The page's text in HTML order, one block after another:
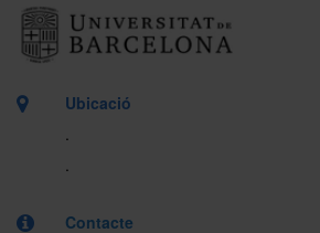
Ubicació
.
.
Contacte